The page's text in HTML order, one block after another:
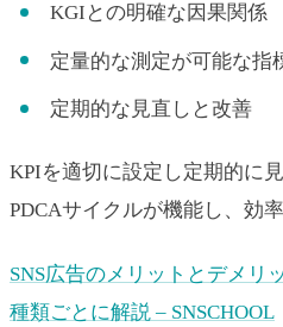
KGIとの明確な因果関係
定量的な測定が可能な指
定期的な見直しと改善
KPIを適切に設定し定期的に
PDCAサイクルが機能し、効
SNS広告のメリットとデメリ
種類ごとに解説 – SNSCHOOL